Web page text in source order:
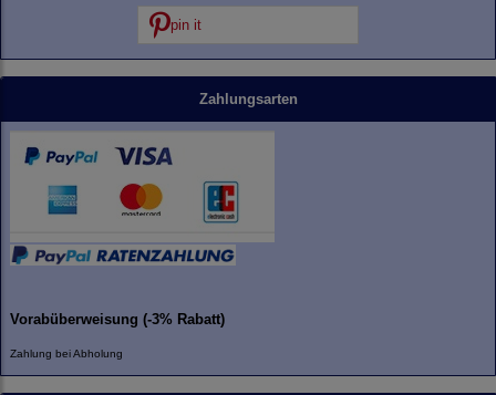
pin it
Zahlungsarten
Vorabüberweisung (-3% Rabatt)
Zahlung bei Abholung